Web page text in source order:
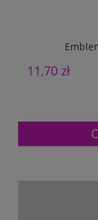
11,70 zł